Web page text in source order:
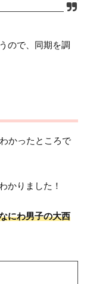
ので、同期を調
かったところで
かりました！
にわ男子の大西